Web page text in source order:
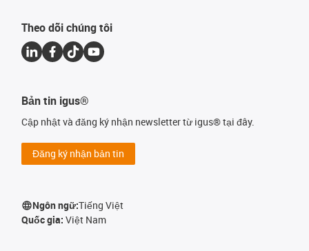
Theo dõi chúng tôi
Bản tin igus®
Cập nhật và đăng ký nhận newsletter từ igus® tại đây.
Đăng ký nhận bản tin
Ngôn ngữ:Tiếng Việt
Quốc gia: Việt Nam